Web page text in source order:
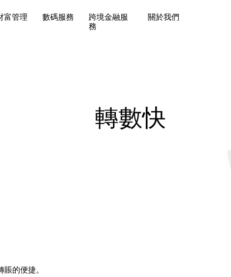
富管理 數碼服務
跨境金融服
務
關於我們
轉數快
的便捷。